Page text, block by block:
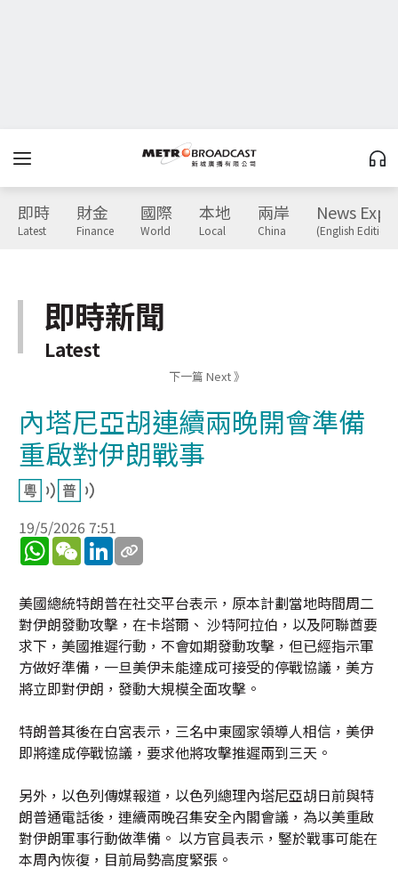
即時
Latest
財金
Finance
國際
World
本地
Local
兩岸
China
News
(English Edition)
即時新聞
Latest
下一篇 Next 》
內塔尼亞胡連續兩晚開會準備
重啟對伊朗戰事
19/5/2026 7:51
WhatsApp
WeChatLinkedIn
美國總統特朗普在社交平台表示，原本計劃當地時間周二
對伊朗發動攻擊，在卡塔爾、 沙特阿拉伯，以及阿聯酋要
求下，美國推遲行動，不會如期發動攻擊，但已經指示軍
方做好準備，一旦美伊未能達成可接受的停戰協議，美方
將立即對伊朗，發動大規模全面攻擊。
特朗普其後在白宮表示，三名中東國家領導人相信，美伊
即將達成停戰協議，要求他將攻擊推遲兩到三天。
另外，以色列傳媒報道，以色列總理內塔尼亞胡日前與特
朗普通電話後，連續兩晚召集安全內閣會議，為以美重啟
對伊朗軍事行動做準備。 以方官員表示，鋻於戰事可能在
本周內恢復，目前局勢高度緊張。